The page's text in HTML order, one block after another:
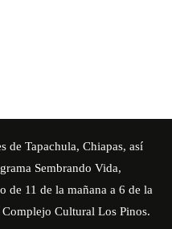
de Tapachula, Chiapas, así
Sembrando Vida,
de 11 de la mañana a 6 de la
Cultural Los Pinos.